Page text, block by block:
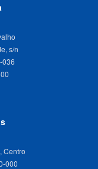
s/n
036
Centro
000